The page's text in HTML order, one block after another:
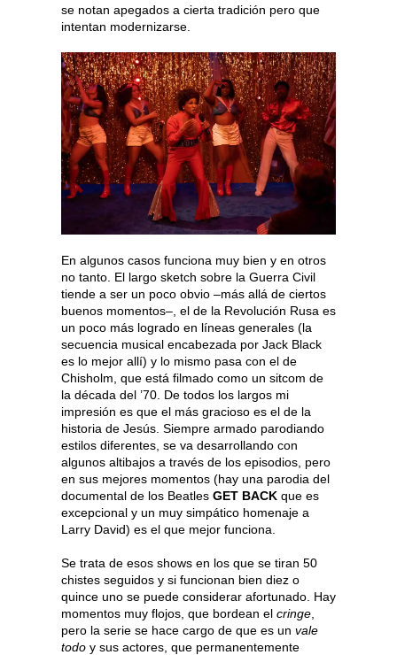
se notan apegados a cierta tradición pero que
intentan modernizarse.
En algunos casos funciona muy bien y en otros
no tanto. El largo sketch sobre la Guerra Civil
tiende a ser un poco obvio –más allá de ciertos
buenos momentos–, el de la Revolución Rusa es
un poco más logrado en líneas generales (la
secuencia musical encabezada por Jack Black
es lo mejor allí) y lo mismo pasa con el de
Chisholm, que está filmado como un sitcom de
la década del ’70. De todos los largos mi
impresión es que el más gracioso es el de la
historia de Jesús. Siempre armado parodiando
estilos diferentes, se va desarrollando con
algunos altibajos a través de los episodios, pero
en sus mejores momentos (hay una parodia del
documental de los Beatles GET BACK que es
excepcional y un muy simpático homenaje a
Larry David) es el que mejor funciona.
Se trata de esos shows en los que se tiran 50
chistes seguidos y si funcionan bien diez o
quince uno se puede considerar afortunado. Hay
momentos muy flojos, que bordean el cringe
pero la serie se hace cargo de que es un vale
todo y sus actores, que permanentemente